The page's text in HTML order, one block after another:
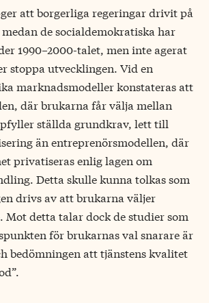
att borgerliga regeringar drivit på
de socialdemokratiska har
1990−2000-talet, men inte agerat
stoppa utvecklingen. Vid en
marknadsmodeller konstateras att
där brukarna får välja mellan
ställda grundkrav, lett till
än entreprenörsmodellen, där
privatiseras enlig lagen om
Detta skulle kunna tolkas som
drivs av att brukarna väljer
detta talar dock de studier som
för brukarnas val snarare är
bedömningen att tjänstens kvalitet